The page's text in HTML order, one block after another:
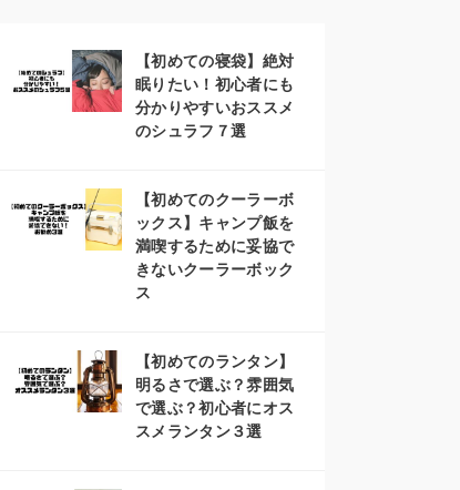
【初めての寝袋】絶対
眠りたい！初心者にも
分かりやすいおススメ
のシュラフ７選
【初めてのクーラーボ
ックス】キャンプ飯を
満喫するために妥協で
きないクーラーボック
ス
【初めてのランタン】
明るさで選ぶ？雰囲気
で選ぶ？初心者にオス
スメランタン３選